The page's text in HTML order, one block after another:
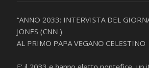
“ANNO 2033: INTERVISTA DEL
JONES (CNN )
AL PRIMO PAPA VEGANO CELESTINO